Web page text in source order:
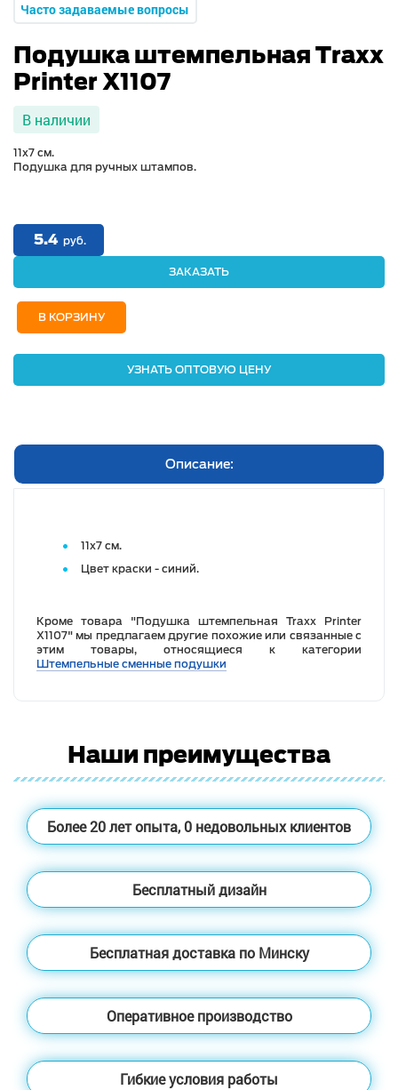
Часто задаваемые вопросы
Подушка штемпельная Traxx
Printer X1107
В наличии
11х7 см.
Подушка для ручных штампов.
5.4 руб.
ЗАКАЗАТЬ
В КОРЗИНУ
УЗНАТЬ ОПТОВУЮ ЦЕНУ
Описание:
11х7 см.
Цвет краски - синий.
Кроме товара "Подушка штемпельная Traxx Printer
X1107" мы предлагаем другие похожие или связанные с
этим товары, относящиеся к категории
Штемпельные сменные подушки
Наши преимущества
Более 20 лет опыта, 0 недовольных клиентов
Бесплатный дизайн
Бесплатная доставка по Минску
Оперативное производство
Гибкие условия работы